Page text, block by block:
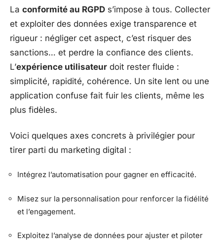
La conformité au RGPD s’impose à tous. Collecter
et exploiter des données exige transparence et
rigueur : négliger cet aspect, c’est risquer des
sanctions… et perdre la confiance des clients.
L’expérience utilisateur doit rester fluide :
simplicité, rapidité, cohérence. Un site lent ou une
application confuse fait fuir les clients, même les
plus fidèles.
Voici quelques axes concrets à privilégier pour
tirer parti du marketing digital :
Intégrez l’automatisation pour gagner en efficacité.
Misez sur la personnalisation pour renforcer la fidélité
et l’engagement.
Exploitez l’analyse de données pour ajuster et piloter